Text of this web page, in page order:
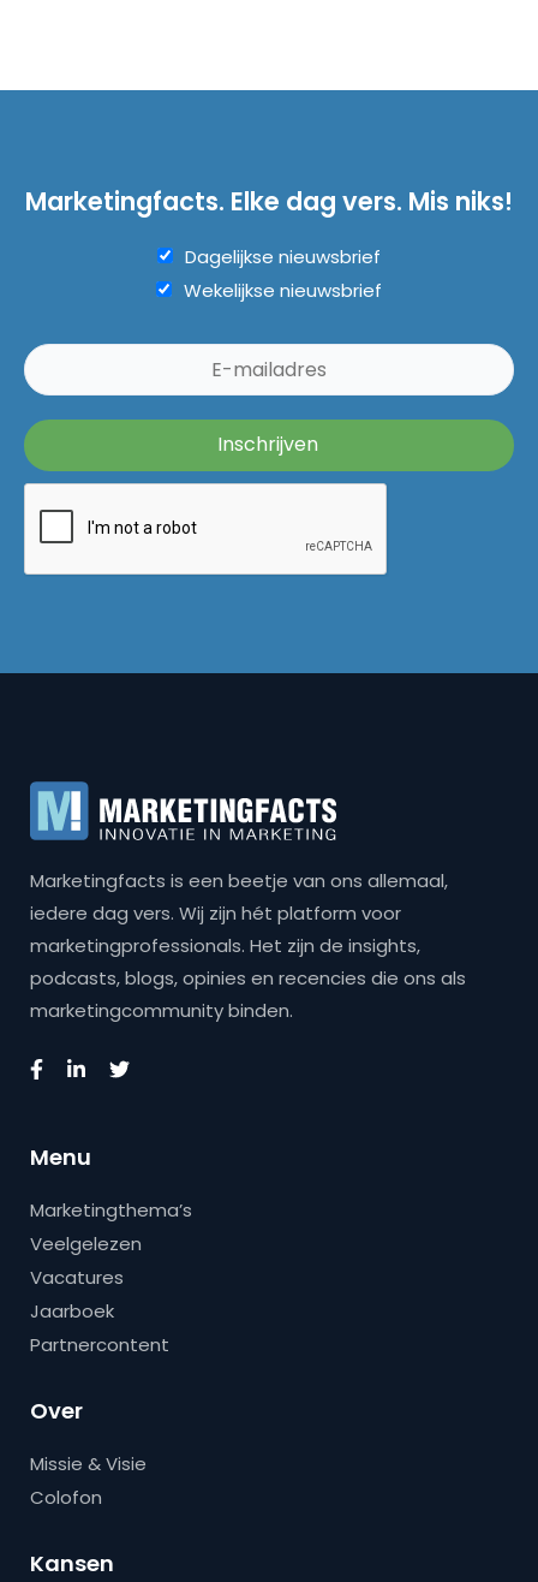
Marketingfacts. Elke dag vers. Mis niks!
Dagelijkse nieuwsbrief
Wekelijkse nieuwsbrief
Marketingfacts is een beetje van ons allemaal,
iedere dag vers. Wij zijn hét platform voor
marketingprofessionals. Het zijn de insights,
podcasts, blogs, opinies en recencies die ons als
marketingcommunity binden.
Menu
Marketingthema’s
Veelgelezen
Vacatures
Jaarboek
Partnercontent
Over
Missie & Visie
Colofon
Kansen